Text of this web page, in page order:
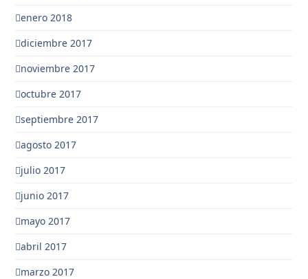
enero 2018
diciembre 2017
noviembre 2017
octubre 2017
septiembre 2017
agosto 2017
julio 2017
junio 2017
mayo 2017
abril 2017
marzo 2017